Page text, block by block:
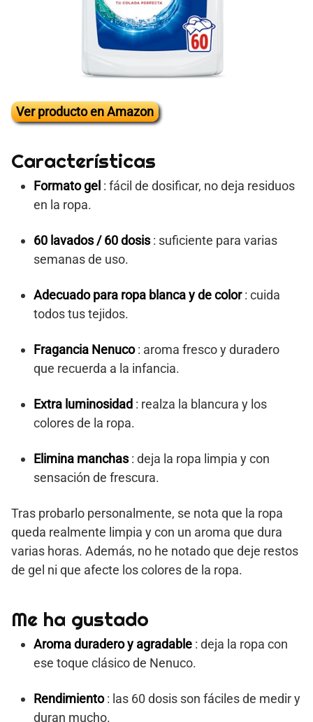
Ver producto en Amazon
Características
Formato gel : fácil de dosificar, no deja residuos
en la ropa.
60 lavados / 60 dosis: suficiente para varias
semanas de uso.
Adecuado para ropa blanca y de color: cuida
todos tus tejidos.
Fragancia Nenuco: aroma fresco y duradero
que recuerda a la infancia.
Extra luminosidad : realza la blancura y los
colores de la ropa.
Elimina manchas: deja la ropa limpia y con
sensación de frescura.
Tras probarlo personalmente, se nota que la ropa
queda realmente limpia y con un aroma que dura
varias horas. Además, no he notado que deje restos
de gel ni que afecte los colores de la ropa.
Me ha gustado
Aroma duradero y agradable : deja la ropa con
ese toque clásico de Nenuco.
Rendimiento: las 60 dosis son fáciles de medir y
duran mucho.